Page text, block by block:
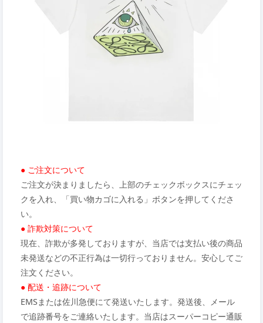
● ご注文について
ご注文が決まりましたら、上部のチェックボックスにチェッ
クを入れ、「買い物カゴに入れる」ボタンを押してくださ
い。
● 詐欺対策について
現在、詐欺が多発しておりますが、当店では支払い後の商品
未発送などの不正行為は一切行っておりません。安心してご
注文ください。
● 配送・追跡について
EMSまたは佐川急便にて発送いたします。発送後、メール
で追跡番号をご連絡いたします。当店はスーパーコピー通販